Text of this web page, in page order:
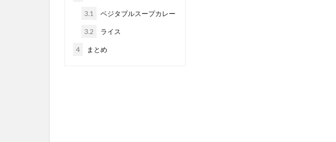
3.1 ベジタブルスープカレー
3.2 ライス
4 まとめ